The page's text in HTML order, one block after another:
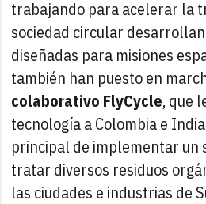
trabajando para acelerar la
sociedad circular
diseñadas para misiones
también han puesto en
colaborativo FlyCycle, que
tecnología a Colombia e
principal de implementar un
tratar diversos residuos
las ciudades e industrias de